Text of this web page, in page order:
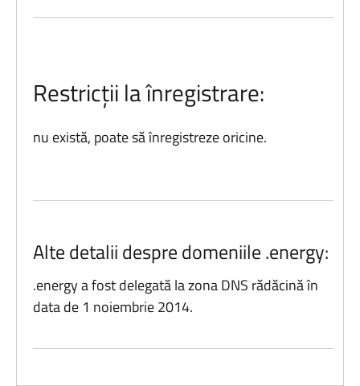
Restricții la înregistrare:
nu există, poate să înregistreze oricine.
Alte detalii despre domeniile .energy:
.energy a fost delegată la zona DNS rădăcină în
data de 1 noiembrie 2014.